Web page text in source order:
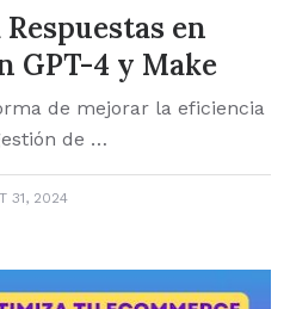
en
GPT-4 y Make
de mejorar la eficiencia
de …
31, 2024